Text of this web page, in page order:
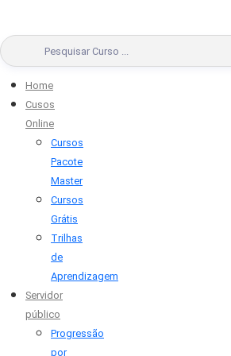
Home
Cusos
Online
Cursos
Pacote
Master
Cursos
Grátis
Trilhas
de
Aprendizagem
Servidor
público
Progressão
por